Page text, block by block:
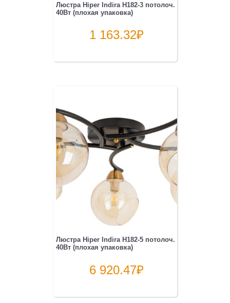
Люстра Hiper Indira H182-3 потолоч.
40Вт (плохая упаковка)
1 163.32₽
Люстра Hiper Indira H182-5 потолоч.
40Вт (плохая упаковка)
6 920.47₽